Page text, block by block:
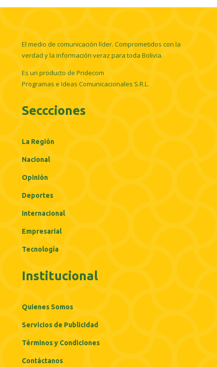
El medio de comunicación líder. Comprometidos con la
verdad y la información veraz para toda Bolivia.
Es un producto de Pridecom
Programas e Ideas Comunicacionales S.R.L.
Seccciones
La Región
Nacional
Opinión
Deportes
Internacional
Empresarial
Tecnología
Institucional
Quienes Somos
Servicios de Publicidad
Términos y Condiciones
Contáctanos